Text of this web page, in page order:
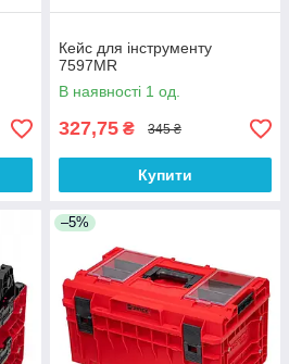
Кейс для інструменту
7597MR
В наявності 1 од.
327,75 ₴ 345 ₴
Купити
–5%